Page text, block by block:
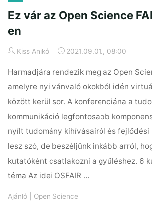
Ez vár az Open Science
en
Kiss Anikó 2021.09.01., 08:00
Harmadjára rendezik meg az Open
amelyre nyilvánvaló okokból idén
között kerül sor. A konferenciána a
kommunikáció legfontosabb
nyílt tudomány kihívásairól és fejlődési
lesz szó, de beszéljünk inkább arról,
kutatóként csatlakozni a gyűléshez. 6
téma Az idei OSFAIR …
Ajánló
Open Science